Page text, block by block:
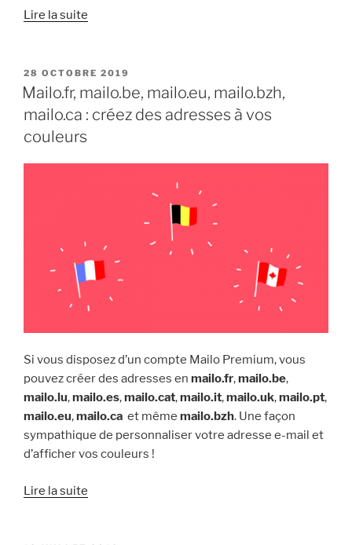
Lire la suite
de
bord,
conversations :
le
nouveautés »
PUBLIÉ
LE
28 OCTOBRE 2019
Mailo.fr, mailo.be, mailo.eu, mailo.bzh,
mailo.ca : créez des adresses à vos
couleurs
Si vous disposez d’un compte Mailo Premium, vous
pouvez créer des adresses en mailo.fr,mailo.be,
mailo.lu,mailo.es,mailo.cat,mailo.it,mailo.uk,mailo.pt,
mailo.eu,mailo.ca et même mailo.bzh. Une façon
sympathique de personnaliser votre adresse e-mail et
d’afficher vos couleurs !
Lire la suite